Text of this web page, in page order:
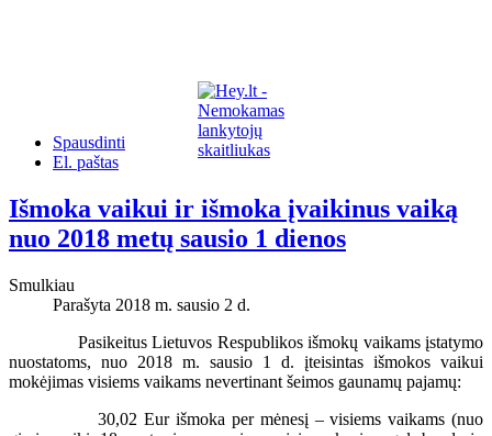
Spausdinti
El. paštas
Išmoka vaikui ir išmoka įvaikinus vaiką
nuo 2018 metų sausio 1 dienos
Smulkiau
Parašyta 2018 m. sausio 2 d.
Pasikeitus Lietuvos Respublikos išmokų vaikams įstatymo
nuostatoms, nuo 2018 m. sausio 1 d. įteisintas išmokos vaikui
mokėjimas visiems vaikams nevertinant šeimos gaunamų pajamų:
30,02 Eur išmoka per mėnesį – visiems vaikams (nuo